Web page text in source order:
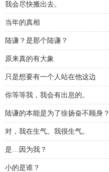
我会尽快搬出去。
当年的真相
陆谦？是那个陆谦？
原来真的有大象
只是想要有一个人站在他这边
你等等我，我会有出息的。
陆谦的本能是为了徐扬奋不顾身？
对，我在生气。我很生气。
是…因为我？
小的是谁？